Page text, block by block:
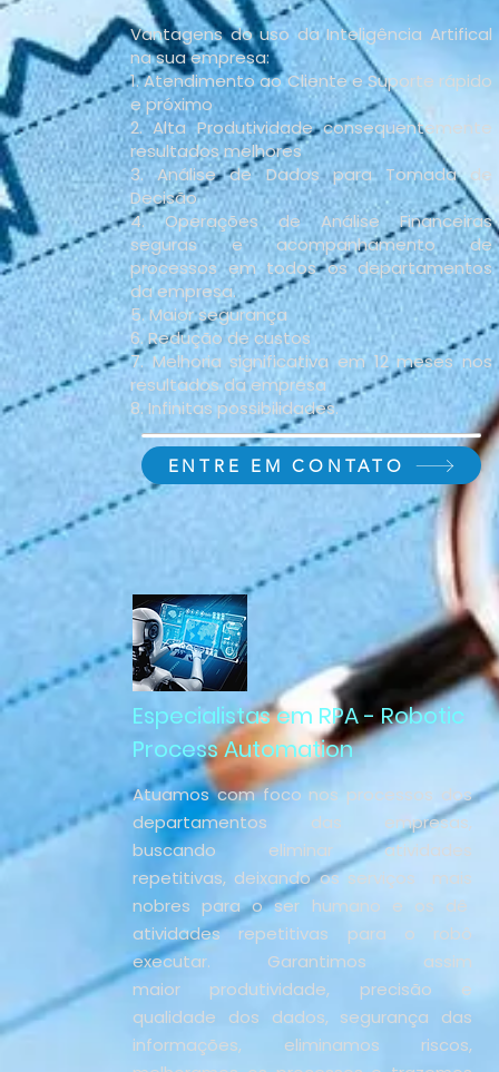
Vantagens do uso da Inteligência Artifical
na sua empresa:
1. Atendimento ao Cliente e Suporte​ rápido
e próximo
2. Alta Produtividade consequentemente
resultados melhores
3. Análise de Dados para Tomada de
Decisão​
4. Operações de Análise Financeiras
seguras e acompanhamento de
processos em todos os departamentos
da empresa.
5. Maior segurança
6. Redução de custos
7. Melhoria significativa em 12 meses nos
resultados da empresa
8. Infinitas possibilidades. ​​
ENTRE EM CONTATO
Especialistas em RPA - Robotic
Process Automation
Atuamos com foco nos processos dos
departamentos das empresas,
buscando eliminar atividades
repetitivas, deixando os serviços mais
nobres para o ser humano e os dê
atividades repetitivas para o robô
executar. Garantimos assim
maior produtividade, precisão e
qualidade dos dados, segurança das
informações, eliminamos riscos,